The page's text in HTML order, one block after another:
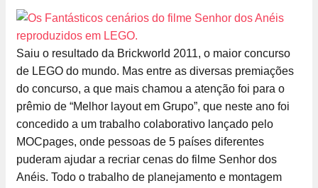
Saiu o resultado da Brickworld 2011, o maior concurso
de LEGO do mundo. Mas entre as diversas premiações
do concurso, a que mais chamou a atenção foi para o
prêmio de “Melhor layout em Grupo”, que neste ano foi
concedido a um trabalho colaborativo lançado pelo
MOCpages, onde pessoas de 5 países diferentes
puderam ajudar a recriar cenas do filme Senhor dos
Anéis. Todo o trabalho de planejamento e montagem